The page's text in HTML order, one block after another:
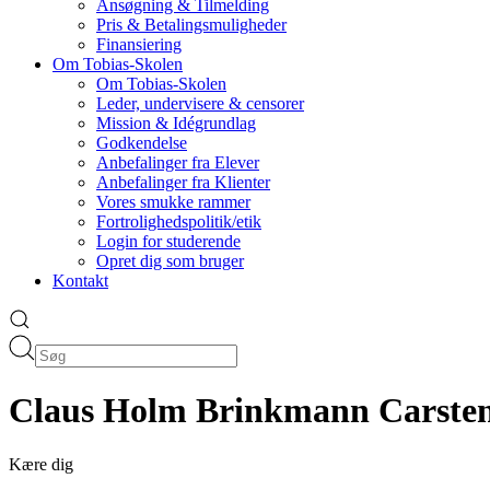
Ansøgning & Tilmelding
Pris & Betalingsmuligheder
Finansiering
Om Tobias-Skolen
Om Tobias-Skolen
Leder, undervisere & censorer
Mission & Idégrundlag
Godkendelse
Anbefalinger fra Elever
Anbefalinger fra Klienter
Vores smukke rammer
Fortrolighedspolitik/etik
Login for studerende
Opret dig som bruger
Kontakt
Claus Holm Brinkmann
Kære dig